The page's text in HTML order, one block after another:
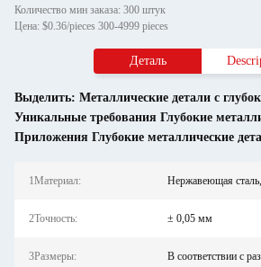
Количество мин заказа: 300 штук
Цена: $0.36/pieces 300-4999 pieces
Деталь
Выделить: Металлические детали с
Уникальные требования Глубокие
Приложения Глубокие металлические
1Материал: Нержавеющая
2Точность: ± 0,05 мм
3Размеры: В соответствии с